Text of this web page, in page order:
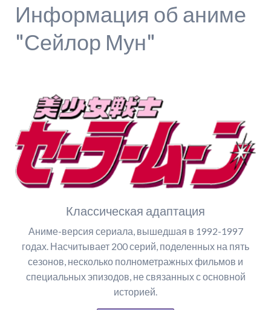
Информация об аниме
"Сейлор Мун"
Классическая адаптация
Аниме-версия сериала, вышедшая в 1992-1997
годах. Насчитывает 200 серий, поделенных на пять
сезонов, несколько полнометражных фильмов и
специальных эпизодов, не связанных с основной
историей.